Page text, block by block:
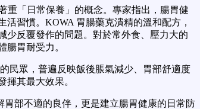
重「日常保養」的概念。專家指出，腸胃健
習慣。KOWA 胃腸藥克潰精的溫和配方，
少反覆發作的問題。對於常外食、壓力大的
腸胃耐受力。
民眾，普遍反映飯後脹氣減少、胃部舒適度
揮其最大效果。
胃部不適的良伴，更是建立腸胃健康的日常防